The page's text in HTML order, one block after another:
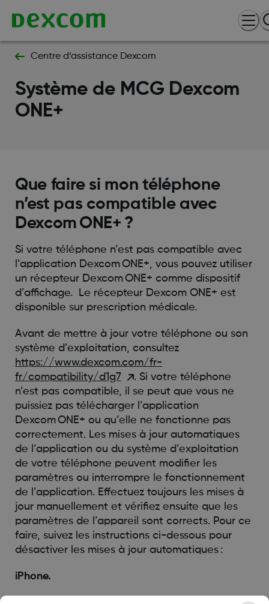
Centre d’assistance Dexcom
Système de MCG Dexcom
ONE+
Que faire si mon téléphone
n’est pas compatible avec
Dexcom ONE+ ?
Si votre téléphone n’est pas compatible avec
l’application Dexcom ONE+, vous pouvez utiliser
un récepteur Dexcom ONE+ comme dispositif
d’affichage. Le récepteur Dexcom ONE+ est
disponible sur prescription médicale.
Avant de mettre à jour votre téléphone ou son
système d’exploitation, consultez
https://www.dexcom.com/fr-
fr/compatibility/d1g7
. Si votre téléphone
n’est pas compatible, il se peut que vous ne
puissiez pas télécharger l’application
Dexcom ONE+ ou qu’elle ne fonctionne pas
correctement. Les mises à jour automatiques
de l’application ou du système d’exploitation
de votre téléphone peuvent modifier les
paramètres ou interrompre le fonctionnement
de l’application. Effectuez toujours les mises à
jour manuellement et vérifiez ensuite que les
paramètres de l’appareil sont corrects. Pour ce
faire, suivez les instructions ci-dessous pour
désactiver les mises à jour automatiques :
iPhone.